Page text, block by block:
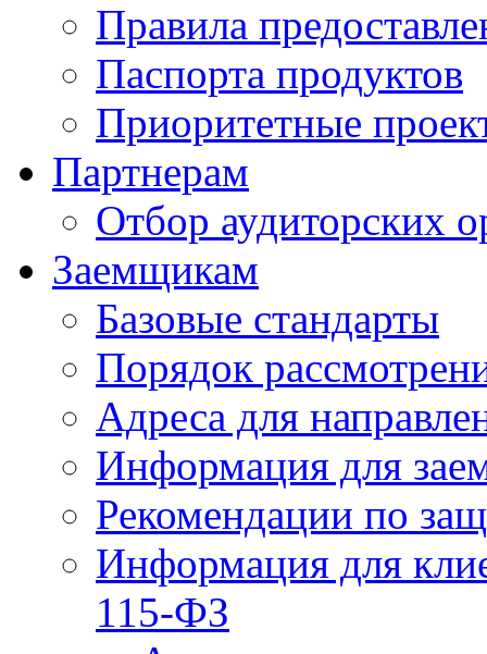
Правила
Паспорта продуктов
Приоритетные
Партнерам
Отбор аудиторских
Заемщикам
Базовые стандарты
Порядок
Адреса для
Информация для
Рекомендации по
Информация для
115-ФЗ